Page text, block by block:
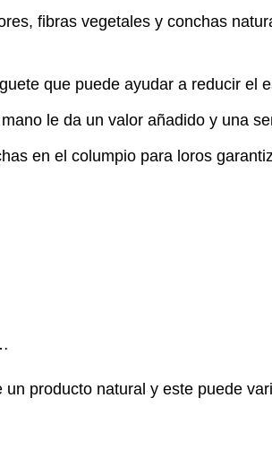
fibras vegetales y conchas
que puede ayudar a reducir el
le da un valor añadido y una
en el columpio para loros
producto natural y este puede